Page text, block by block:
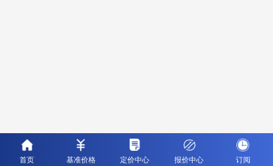
首页 基准价格 定价中心 报价中心 订阅